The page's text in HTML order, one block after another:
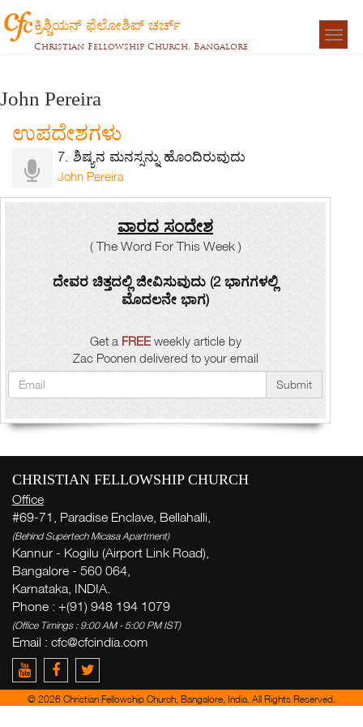
ಕ್ರಿಶ್ಚಿಯನ್ ಫೆಲೋಶಿಪ್ ಚರ್ಚ್
Christian Fellowship Church, Bangalore
John Pereira
ಉಪದೇಶಗಳು
7. ಶಿಷ್ಯನ ಮನಸ್ಸನ್ನು ಹೊಂದಿರುವುದು
John Pereira
ವಾರದ ಸಂದೇಶ
( The Word For This Week )
ದೇವರ ಚಿತ್ತದಲ್ಲಿ ಜೀವಿಸುವುದು (2 ಭಾಗಗಳಲ್ಲಿ
ಮೊದಲನೇ ಭಾಗ)
Get a FREEweekly article by
Zac Poonen delivered to your email
Submit
CHRISTIAN FELLOWSHIP CHURCH
Office
#69-71, Paradise Enclave, Bellahalli,
(Behind Supertech Micasa Apartment)
Kannur - Kogilu (Airport Link Road),
Bangalore - 560 064,
Karnataka, INDIA.
Phone : +(91) 948 194 1079
(Office Timings : 9:00 AM - 5:00 PM IST)
Email : cfc@cfcindia.com
© 2026 Christian Fellowship Church, Bangalore, India. All Rights Reserved.